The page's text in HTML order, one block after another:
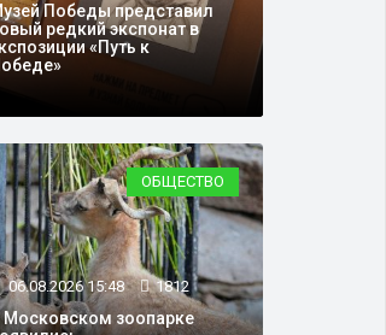
ОБЩЕСТВО
Победы представил
редкий экспонат в
«Путь к
ОБЩЕСТВО
06.08.2026 15:48 1812
Московском зоопарке